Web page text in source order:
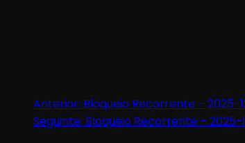
Beach Tennis
Navegação
de
Anterior: Bloqueio Recorrente – 2025-
Seguinte: Bloqueio Recorrente – 2025-